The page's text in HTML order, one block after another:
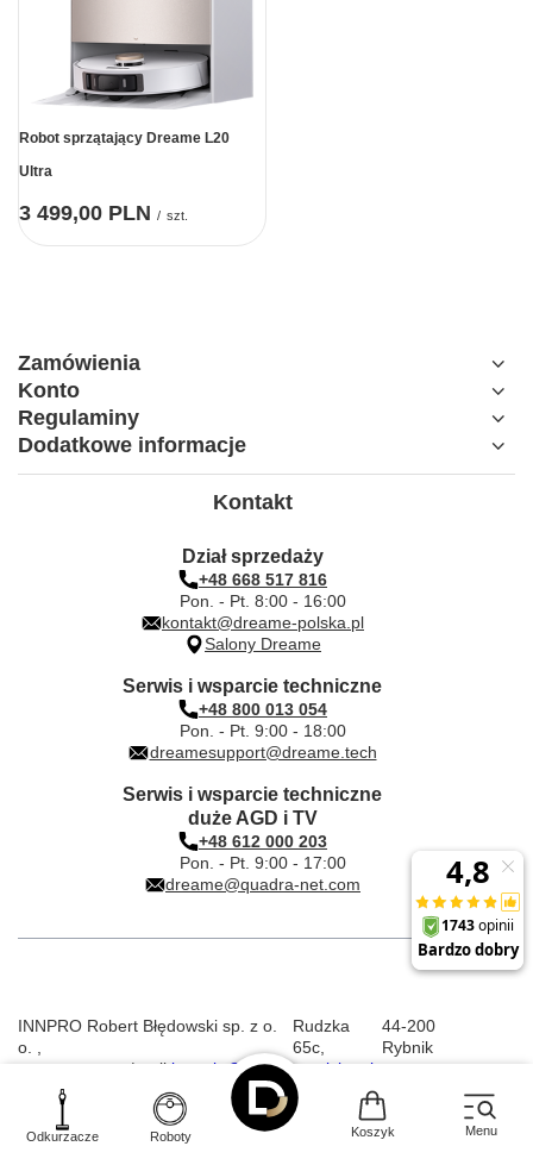
Odkurzacze Roboty Koszyk Menu
Robot sprzątający Dreame L20
Ultra
3 499,00 PLN / szt.
Zamówienia
Konto
Regulaminy
Dodatkowe informacje
Kontakt
Dział sprzedaży
+48 668 517 816
Pon. - Pt. 8:00 - 16:00
kontakt@dreame-polska.pl
Salony Dreame
Serwis i wsparcie techniczne
+48 800 013 054
Pon. - Pt. 9:00 - 18:00
dreamesupport@dreame.tech
Serwis i wsparcie techniczne
duże AGD i TV
+48 612 000 203
Pon. - Pt. 9:00 - 17:00
dreame@quadra-net.com
INNPRO Robert Błędowski sp. z o.
o.
Rudzka
65c,
44-200
Rybnik
| mail: kontakt@dreame-polska.pl
|telefon:
+48 668 517 816
|NIP:
PL6423234719
|KRS: 0000944160